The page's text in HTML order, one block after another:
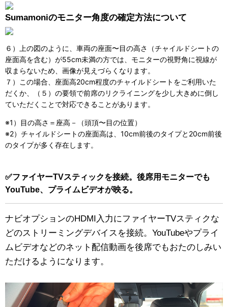
Sumamoniのモニター角度の確定方法について
６）上の図のように、車両の座面〜目の高さ（チャイルドシートの
座面高を含む）が55cm未満の方では、モニターの視野角に視線が
収まらないため、画像が見えづらくなります。
７）この場合、座面高20cm程度のチャイルドシートをご利用いた
だくか、（５）の要領で前席のリクライニングを少し大きめに倒し
ていただくことで対応できることがあります。
※1）目の高さ＝座高－（頭頂〜目の位置）
※2）チャイルドシートの座面高は、10cm前後のタイプと20cm前後
のタイプが多く存在します。
✅ファイヤーTVスティックを接続。後席用モニターでも
YouTube、プライムビデオが映る。
ナビオプションのHDMI入力にファイヤーTVスティクな
どのストリーミングデバイスを接続。YouTubeやプライ
ムビデオなどのネット配信動画を後席でもおたのしみい
ただけるようになります。